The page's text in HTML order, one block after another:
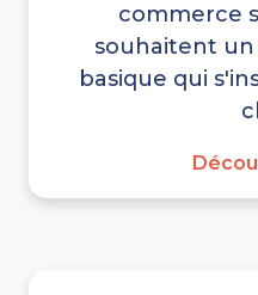
commerce
souhaitent un
basique qui